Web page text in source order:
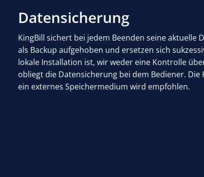
Datensicherung
KingBill sichert bei jedem Beenden seine
als Backup aufgehoben und ersetzen sich
lokale Installation ist, wir weder eine Kontrolle
obliegt die Datensicherung bei dem Bediener.
ein externes Speichermedium wird empfohlen.